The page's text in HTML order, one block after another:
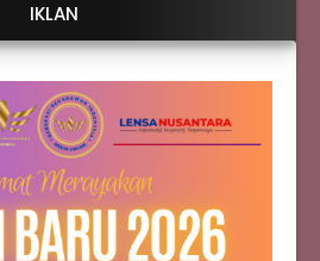
IKLAN